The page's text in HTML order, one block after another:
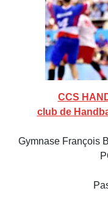
CCS
club de
Gymnase François